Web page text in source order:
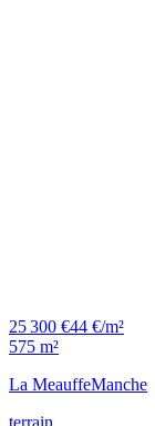
25 300 €44 €/m²
575 m²
La MeauffeManche